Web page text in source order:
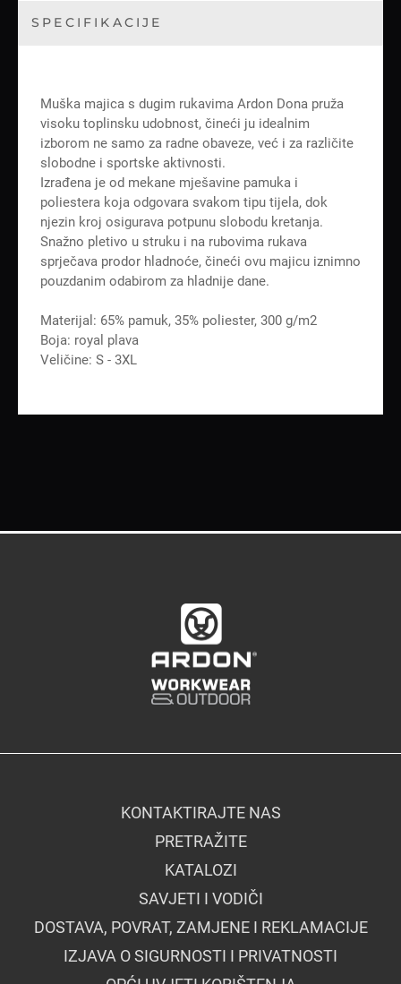
SPECIFIKACIJE
Muška majica s dugim rukavima Ardon Dona pruža
visoku toplinsku udobnost, čineći ju idealnim
izborom ne samo za radne obaveze, već i za različite
slobodne i sportske aktivnosti.
Izrađena je od mekane mješavine pamuka i
poliestera koja odgovara svakom tipu tijela, dok
njezin kroj osigurava potpunu slobodu kretanja.
Snažno pletivo u struku i na rubovima rukava
sprječava prodor hladnoće, čineći ovu majicu iznimno
pouzdanim odabirom za hladnije dane.
Materijal: 65% pamuk, 35% poliester, 300 g/m2
Boja: royal plava
Veličine: S - 3XL
KONTAKTIRAJTE NAS
PRETRAŽITE
KATALOZI
SAVJETI I VODIČI
DOSTAVA, POVRAT, ZAMJENE I REKLAMACIJE
IZJAVA O SIGURNOSTI I PRIVATNOSTI